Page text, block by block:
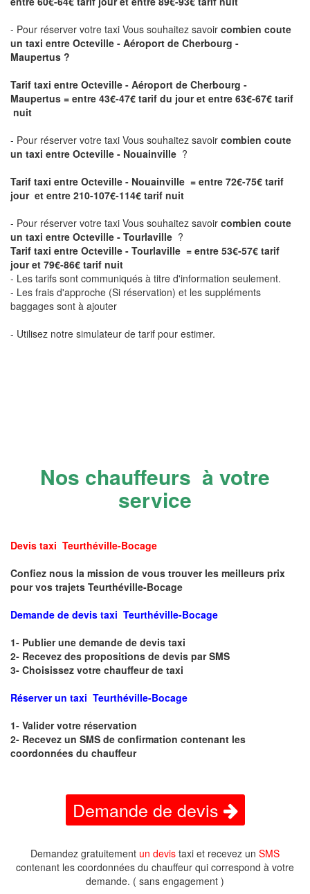
- Pour réserver votre taxi Vous souhaitez savoir combien coute
un taxi entre Octeville - Aéroport de Cherbourg -
Maupertus ?
Tarif taxi entre Octeville - Aéroport de Cherbourg -
Maupertus = entre 43€-47€ tarif du jour et entre 63€-67€ tarif
nuit
- Pour réserver votre taxi Vous souhaitez savoir combien coute
un taxi entre Octeville - Nouainville ?
Tarif taxi entre Octeville - Nouainville = entre 72€-75€ tarif
jour et entre 210-107€-114€ tarif nuit
- Pour réserver votre taxi Vous souhaitez savoir combien coute
un taxi entre Octeville - Tourlaville ?
Tarif taxi entre Octeville - Tourlaville = entre 53€-57€ tarif
jour et 79€-86€ tarif nuit
- Les tarifs sont communiqués à titre d'information seulement.
- Les frais d'approche (Si réservation) et les suppléments
baggages sont à ajouter
- Utilisez notre simulateur de tarif pour estimer.
Nos chauffeurs à votre
service
Devis taxi Teurthéville-Bocage
Confiez nous la mission de vous trouver les meilleurs prix
pour vos trajets Teurthéville-Bocage
Demande de devis taxi Teurthéville-Bocage
1- Publier une demande de devis taxi
2- Recevez des propositions de devis par SMS
3- Choisissez votre chauffeur de taxi
Réserver un taxi Teurthéville-Bocage
1- Valider votre réservation
2- Recevez un SMS de confirmation contenant les
coordonnées du chauffeur
Demande de devis
Demandez gratuitement un devis taxi et recevez un SMS
contenant les coordonnées du chauffeur qui correspond à votre
demande. ( sans engagement )